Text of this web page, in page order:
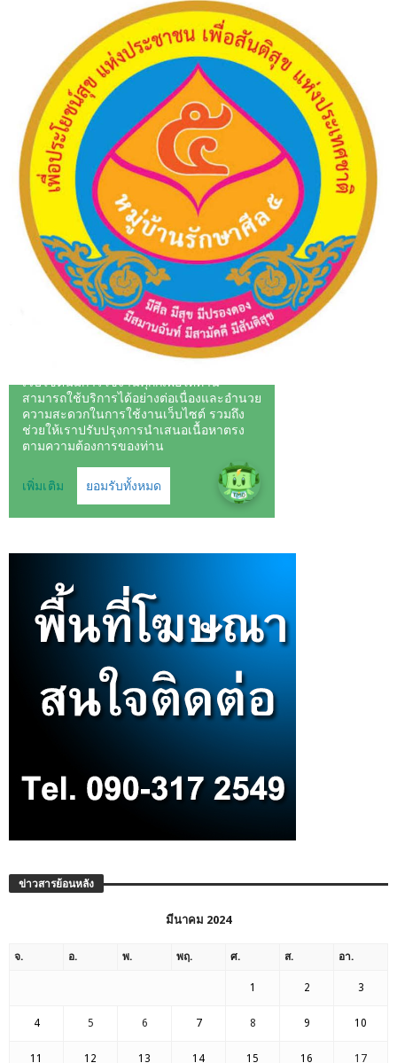
ข่าวสารย้อนหลัง
มีนาคม 2024
จ. อ. พ. พฤ. ศ. ส. อา.
1 2 3
4 5 6 7 8 9 10
11 12 13 14 15 16 17